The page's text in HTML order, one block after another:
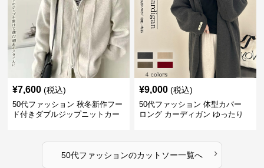
¥7,600 (税込)
50代ファッション 秋冬新作フー
ド付きダブルジップニットカー
¥9,000 (税込)
50代ファッション 体型カバー
ロング カーディガン ゆったり
50代ファッションのカットソー一覧へ ›